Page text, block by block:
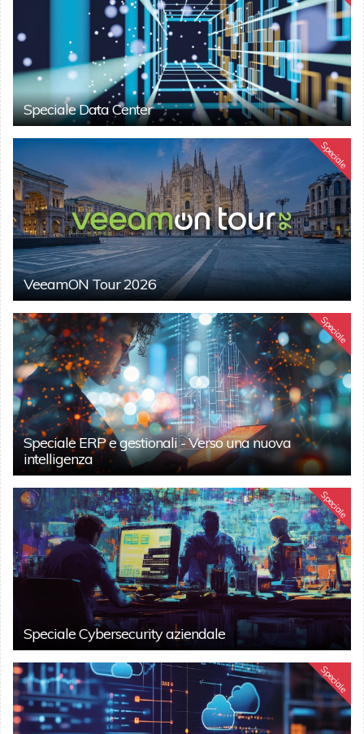
Speciale Data Center
Speciale
VeeamON Tour 2026
Speciale
Speciale ERP e gestionali - Verso una nuova
intelligenza
Speciale
Speciale Cybersecurity aziendale
Speciale